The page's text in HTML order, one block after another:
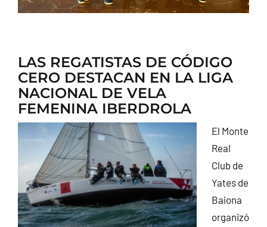
LAS REGATISTAS DE CÓDIGO
CERO DESTACAN EN LA LIGA
NACIONAL DE VELA
FEMENINA IBERDROLA
El Monte
Real
Club de
Yates de
Baiona
organizó